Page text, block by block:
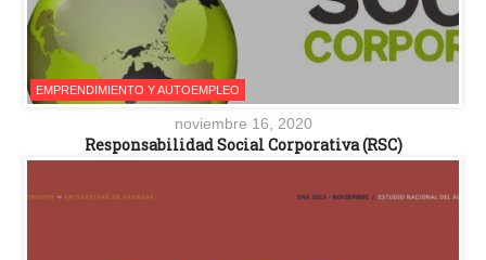
EMPRENDIMIENTO Y AUTOEMPLEO
noviembre 16, 2020
Responsabilidad Social Corporativa (RSC)